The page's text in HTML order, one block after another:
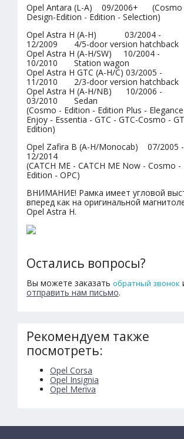
Opel Antara (L-A) 09/2006+ (Cosmo
Design-Edition - Edition - Selection)
Opel Astra H (A-H) 03/2004 -
12/2009 4/5-door version hatchback
Opel Astra H (A-H/SW) 10/2004 -
10/2010 Station wagon
Opel Astra H GTC (A-H/C) 03/2005 -
11/2010 2/3-door version hatchback
Opel Astra H (A-H/NB) 10/2006 -
03/2010 Sedan
(Cosmo - Edition - Edition Plus -
Enjoy - Essentia - GTC - GTC-Cosmo -
Edition)
Opel Zafira B (A-H/Monocab) 07/2005 -
12/2014
(CATCH ME - CATCH ME Now - Cosmo -
Edition - OPC)
ВНИМАНИЕ! Рамка имеет угловой
вперед как на оригинальной
Opel Astra H.
Остались вопросы?
Вы можете заказать обратный звонок
отправить нам письмо.
Рекомендуем также
посмотреть:
Opel Corsa
Opel Insignia
Opel Meriva